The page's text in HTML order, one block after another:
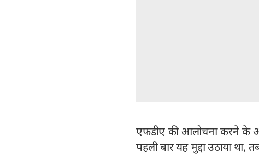
एफडीए की आलोचना करने के
पहली बार यह मुद्दा उठाया